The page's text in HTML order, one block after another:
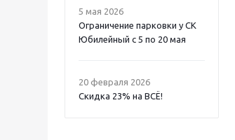
5 мая 2026
Ограничение парковки у СК
Юбилейный с 5 по 20 мая
20 февраля 2026
Скидка 23% на ВСË!